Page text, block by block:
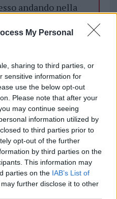
My Personal
sharing to third parties, or
sensitive information for
use the below opt-out
Please note that after your
may continue seeing
information utilized by
to third parties prior to
opt-out of the further
by third parties on the
This information may
parties on the IAB’s List of
further disclose it to other
andando nella
segnalazioni,
e le tue foto
al numero +39
tempo reale?